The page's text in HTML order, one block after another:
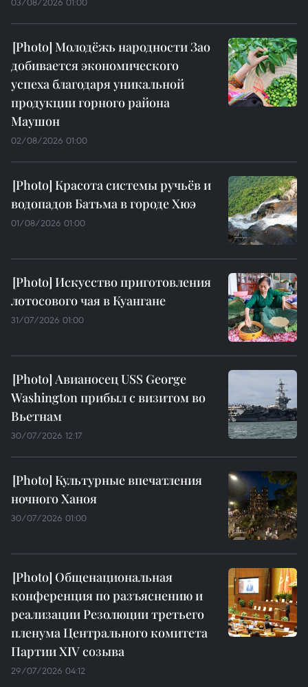
Молодёжь народности Зао
добивается экономического
успеха благодаря уникальной
продукции горного района
Маушон
02/08/2026 01:00
Красота системы ручьёв и
водопадов Батьма в городе Хюэ
01/08/2026 01:00
Искусство приготовления
лотосового чая в Куангане
31/07/2026 01:00
Авианосец USS George
Washington прибыл с визитом во
Вьетнам
30/07/2026 12:17
Культурные впечатления
ночного Ханоя
30/07/2026 01:00
Общенациональная
конференция по разъяснению и
реализации Резолюции третьего
пленума Центрального комитета
Партии XIV созыва
29/07/2026 04:12